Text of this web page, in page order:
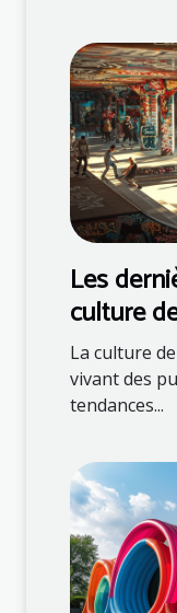
Les
culture
La culture
vivant des
tendances...